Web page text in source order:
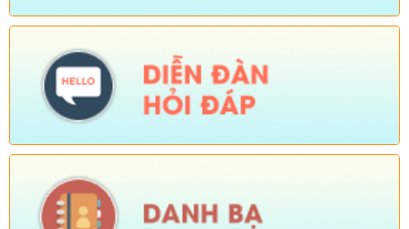
sinh xã hội trên địa bàn xã Sì Lở Lầu)